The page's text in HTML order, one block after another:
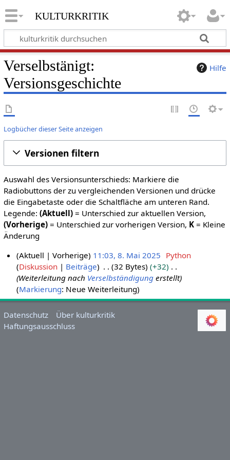
kulturkritik
Hilfe
Verselbstänigt:
Versionsgeschichte
Logbücher dieser Seite anzeigen
Versionen filtern
Auswahl des Versionsunterschieds: Markiere die
Radiobuttons der zu vergleichenden Versionen und drücke
die Eingabetaste oder die Schaltfläche am unteren Rand.
Legende: (Aktuell)= Unterschied zur aktuellen Version,
(Vorherige)= Unterschied zur vorherigen Version, K= Kleine
Änderung
a
i
2
Aktuell Vorherige 11:03, 8. Mai 2025 Python
Diskussion
Beiträge 32 Bytes
+32
Weiterleitung nach Verselbständigung erstellt
Markierung: Neue Weiterleitung
Datenschutz
Über kulturkritik
Haftungsausschluss